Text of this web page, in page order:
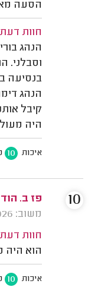
הסעה
חוות
הנהג
וסבלני.
בנסיעה
הנהג
קיבל
היה מעולה!
איכות 10
פז ב.
משוב: 01/06/2026
חוות
הוא היה
איכות 10
10